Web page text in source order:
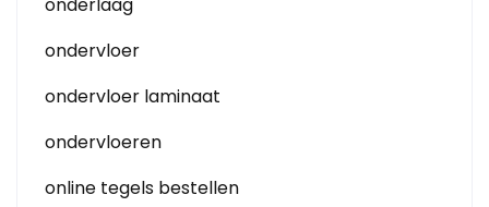
ondervloer
ondervloer laminaat
ondervloeren
online tegels bestellen